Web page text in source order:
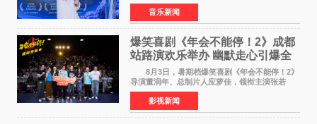
会再传喜讯。该演唱会先后荣获美国MUSE
Creative Awards白金奖（Platinum Winner）、
英国London Design
音乐新闻
爆笑喜剧《年会不能停！2》成都
站路演欢乐举办 幽默走心引爆全
场共鸣
8月3日，暑期档爆笑喜剧《年会不能停！2》
导演董润年、总制片人应萝佳，领衔主演张若
昀、白客，惊喜出演庄达菲，特别主演孙艺洲，
特别出演田雨，友情出演欧阳奋强出席成都路
演，与观众近距离互
影视新闻